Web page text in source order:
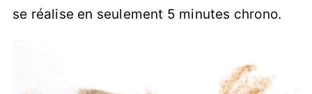
se réalise en seulement 5 minutes chrono.